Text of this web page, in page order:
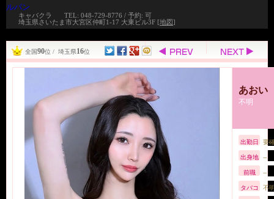
ルパン
キャバクラ
TEL: 048-729-8776 / 予約: 可
埼玉県さいたま市大宮区仲町1-17 大東ビル3F [地図]
全国90位 / 埼玉県16位
あおい
不明
出勤日 要
出身地 --
前職 --
タバコ 不